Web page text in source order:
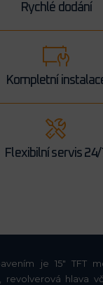
Rychlé dodání
Kompletní
Flexibilní servis
je 15" TFT
revolverová hlava